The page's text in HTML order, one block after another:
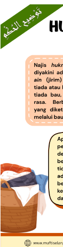
#101
Taudhih
Al-
Hukmi
Berkaitan